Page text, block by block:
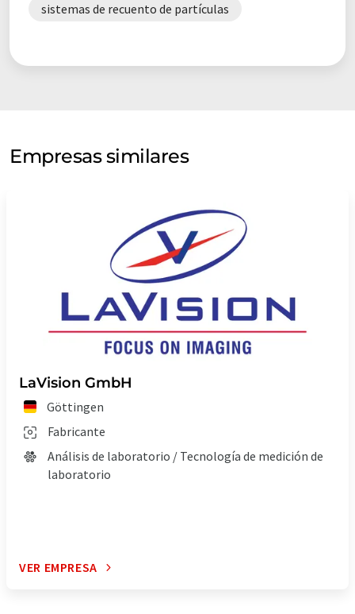
sistemas de recuento de partículas
Empresas similares
LaVision GmbH
Göttingen
Fabricante
Análisis de laboratorio / Tecnología de medición de
laboratorio
VER EMPRESA